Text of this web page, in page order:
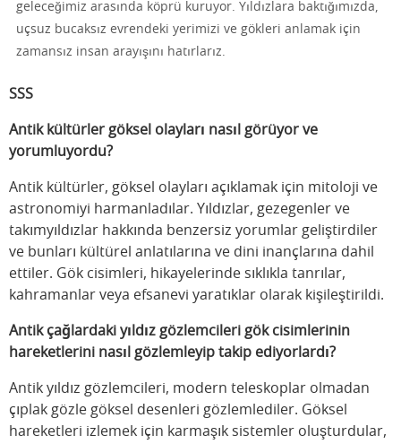
geleceğimiz arasında köprü kuruyor. Yıldızlara baktığımızda,
uçsuz bucaksız evrendeki yerimizi ve gökleri anlamak için
zamansız insan arayışını hatırlarız.
SSS
Antik kültürler göksel olayları nasıl görüyor ve
yorumluyordu?
Antik kültürler, göksel olayları açıklamak için mitoloji ve
astronomiyi harmanladılar. Yıldızlar, gezegenler ve
takımyıldızlar hakkında benzersiz yorumlar geliştirdiler
ve bunları kültürel anlatılarına ve dini inançlarına dahil
ettiler. Gök cisimleri, hikayelerinde sıklıkla tanrılar,
kahramanlar veya efsanevi yaratıklar olarak kişileştirildi.
Antik çağlardaki yıldız gözlemcileri gök cisimlerinin
hareketlerini nasıl gözlemleyip takip ediyorlardı?
Antik yıldız gözlemcileri, modern teleskoplar olmadan
çıplak gözle göksel desenleri gözlemlediler. Göksel
hareketleri izlemek için karmaşık sistemler oluşturdular,